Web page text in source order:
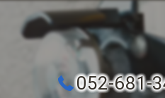
052-681-